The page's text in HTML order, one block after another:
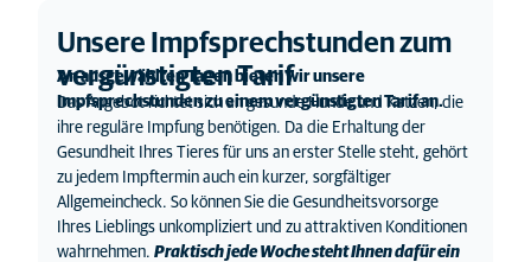
Unsere Impfsprechstunden zum
vergünstigten Tarif
An ausgewählten Tagen bieten wir unsere
Impfsprechstunden zu einem vergünstigten Tarif an.
Das Angebot richtet sich an gesunde Hunde und Katzen, die
ihre reguläre Impfung benötigen. Da die Erhaltung der
Gesundheit Ihres Tieres für uns an erster Stelle steht, gehört
zu jedem Impftermin auch ein kurzer, sorgfältiger
Allgemeincheck. So können Sie die Gesundheitsvorsorge
Ihres Lieblings unkompliziert und zu attraktiven Konditionen
wahrnehmen. Praktisch jede Woche steht Ihnen dafür ein